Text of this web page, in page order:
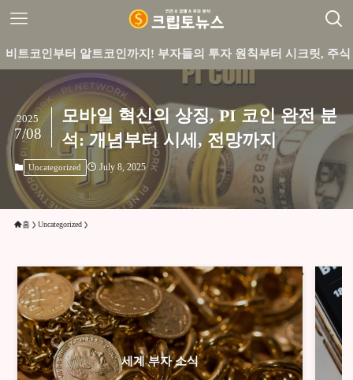
부터 알트코인까지! 부자들의 투자 원칙부터 시크릿, 주식 실전 꿀
모바일 혁신의 상징, PI 코인 완전 분
석: 개념부터 시세, 전망까지
2025
7/08
Uncategorized July 8, 2025
홈 Uncategorized
세계 부자 소식